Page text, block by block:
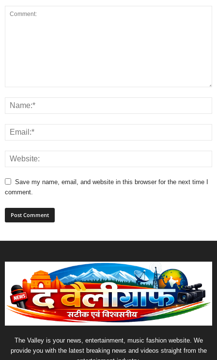
Save my name, email, and website in this browser for the next time I
comment.
The Valley is your news, entertainment, music fashion website. We
provide you with the latest breaking news and videos straight from the